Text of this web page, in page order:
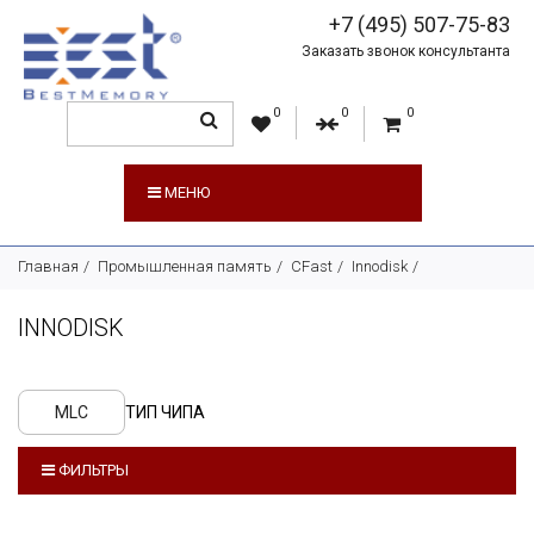
+7 (495) 507-75-83
Заказать звонок консультанта
0 0 0
МЕНЮ
Главная Промышленная память CFast Innodisk
INNODISK
MLC ТИП ЧИПА
ФИЛЬТРЫ